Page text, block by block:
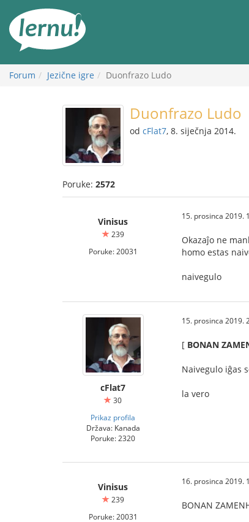
Forum Jezične igre Duonfrazo Ludo
Duonfrazo Ludo
od cFlat7, 8. siječnja 2014.
Poruke: 2572
Vinisus
239
Poruke: 20031
15. prosinca 2019.
Okazaĵo ne
homo estas
naivegulo
cFlat7
30
Prikaz profila
Država: Kanada
Poruke: 2320
15. prosinca 2019.
[ BONAN
Naivegulo iĝas
la vero
Vinisus
239
Poruke: 20031
16. prosinca 2019.
BONAN